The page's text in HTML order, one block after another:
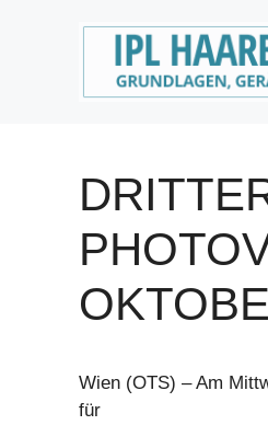
Wien (OTS) – Am
für